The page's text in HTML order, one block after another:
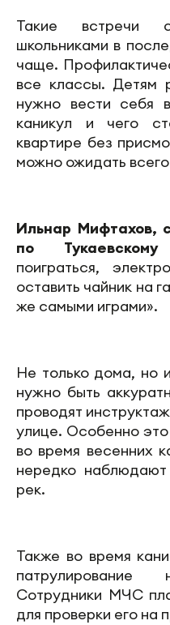
Такие встречи
школьниками в
чаще.
все классы. Детям
нужно вести себя
каникул и чего
квартире без
можно ожидать
Ильнар Мифтахов,
по
поиграться,
оставить чайник на
же самыми играми».
Не только дома, но
нужно быть
проводят
улице. Особенно
во время весенних
нередко
рек.
Также во время
Сотрудники МЧС
для проверки его на